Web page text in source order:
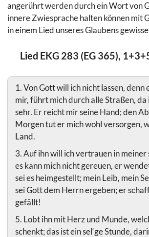
angerührt werden durch ein Wort von
innere Zwiesprache halten können mit
in einem Lied unseres Glaubens
Lied EKG 283 (EG 365),
1. Von Gott will ich nicht lassen, denn
mir, führt mich durch alle Straßen,
sehr. Er reicht mir seine Hand; den
Morgen tut er mich wohl versorgen,
Land.
3. Auf ihn will ich vertrauen in
es kann mich nicht gereuen, er
sei es heimgestellt; mein Leib, mein
sei Gott dem Herrn ergeben; er
gefällt!
5. Lobt ihn mit Herz und Munde,
schenkt; das ist ein sel‘ge Stunde,